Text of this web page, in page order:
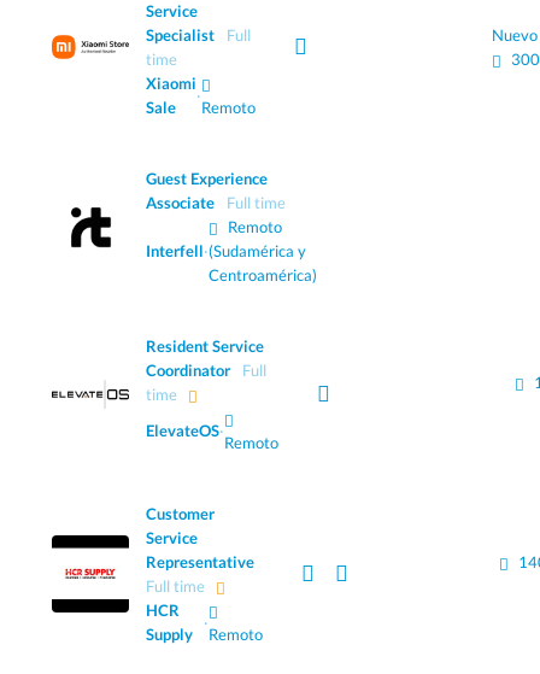
Service
Specialist
Full
time
Xiaomi
Sale
·
Remoto
Nuevo
Guest Experience
Associate
Full time
Interfell·
Remoto
(Sudamérica y
Centroamérica)
Resident Service
Coordinator
Full
time
ElevateOS·
Remoto
Customer
Service
Representative
Full time
HCR
Supply
·
Remoto